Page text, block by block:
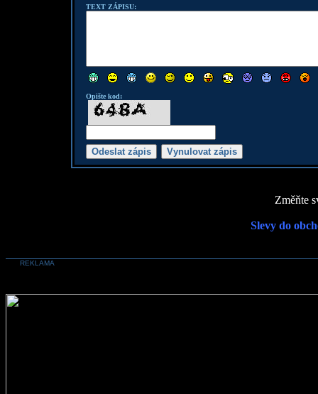
TEXT ZÁPISU:
Opište kod:
Změňte
Slevy do
REKLAMA